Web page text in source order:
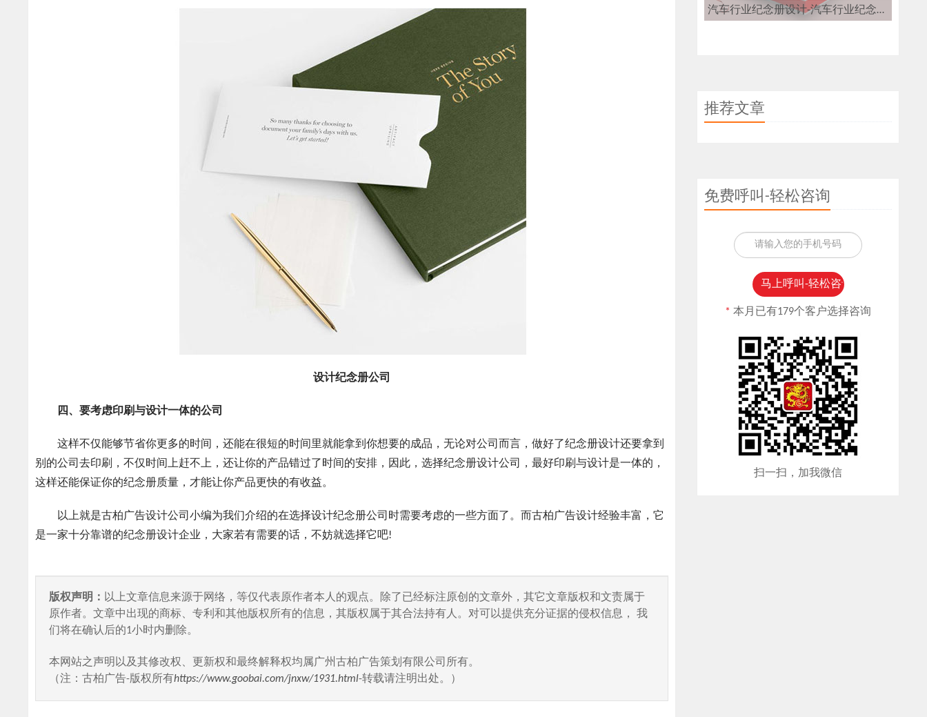
设计纪念册公司
四、要考虑印刷与设计一体的公司
这样不仅能够节省你更多的时间，还能在很短的时间里就能拿到你想要的成品，无论对公司而言，做好了纪念册设计还要拿到
别的公司去印刷，不仅时间上赶不上，还让你的产品错过了时间的安排，因此，选择纪念册设计公司，最好印刷与设计是一体的，
这样还能保证你的纪念册质量，才能让你产品更快的有收益。
以上就是古柏广告设计公司小编为我们介绍的在选择设计纪念册公司时需要考虑的一些方面了。而古柏广告设计经验丰富，它
是一家十分靠谱的纪念册设计企业，大家若有需要的话，不妨就选择它吧!
版权声明： 以上文章信息来源于网络，等仅代表原作者本人的观点。除了已经标注原创的文章外，其它文章版权和文责属于
原作者。文章中出现的商标、专利和其他版权所有的信息，其版权属于其合法持有人。对可以提供充分证据的侵权信息， 我
们将在确认后的1小时内删除。
本网站之声明以及其修改权、更新权和最终解释权均属广州古柏广告策划有限公司所有。
（注：古柏广告-版权所有https://www.goobai.com/jnxw/1931.html-转载请注明出处。）
汽车行业纪念册设计-汽车行业纪念册设计公司
推荐文章
免费呼叫-轻松咨询
*本月已有179个客户选择咨询
扫一扫，加我微信